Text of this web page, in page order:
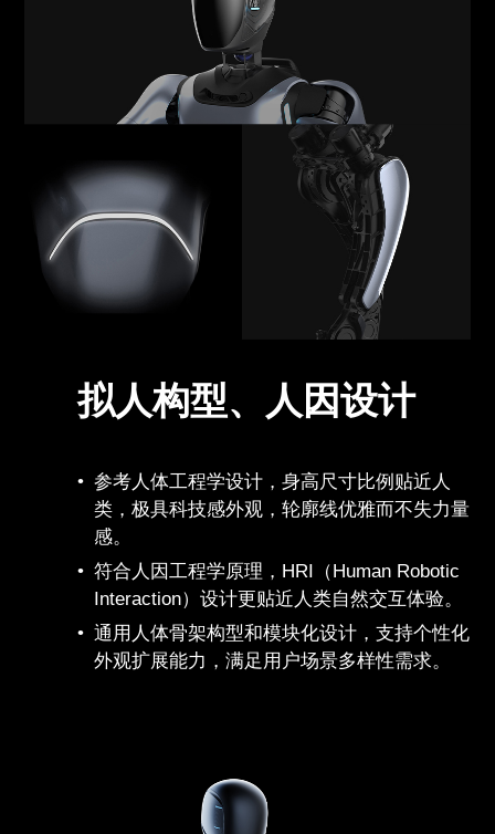
拟人构型、人因设计
参考人体工程学设计，身高尺寸比例贴近人
类，极具科技感外观，轮廓线优雅而不失力量
感。
符合人因工程学原理，HRI（Human Robotic
Interaction）设计更贴近人类自然交互体验。
通用人体骨架构型和模块化设计，支持个性化
外观扩展能力，满足用户场景多样性需求。